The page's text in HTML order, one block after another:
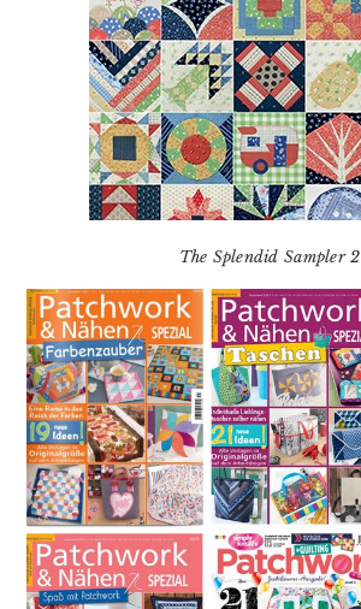
The Splendid Sampler 2